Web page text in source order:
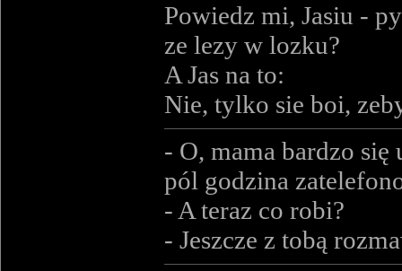
Powiedz mi, Jasiu -
ze lezy w lozku?
A Jas na to:
Nie, tylko sie boi,
- O, mama bardzo się
pól godzina
- A teraz co robi?
- Jeszcze z tobą